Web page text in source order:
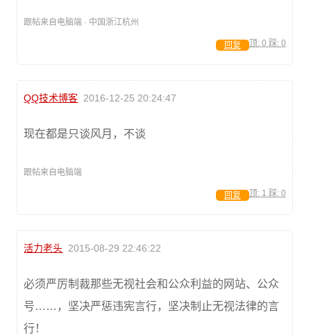
跟帖来自电脑端 · 中国浙江杭州
顶: 0 踩: 0
回复
QQ技术博客 2016-12-25 20:24:47
现在都是只谈风月，不谈
跟帖来自电脑端
顶: 1 踩: 0
回复
活力老头 2015-08-29 22:46:22
必须严厉制裁那些无视社会和公众利益的网站、公众
号……，坚决严惩违宪言行，坚决制止无视法律的言
行！